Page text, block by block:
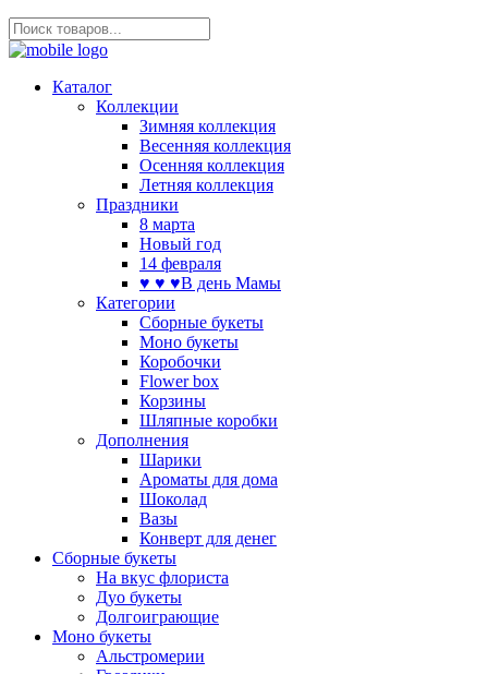
Каталог
Коллекции
Зимняя коллекция
Весенняя коллекция
Осенняя коллекция
Летняя коллекция
Праздники
8 марта
Новый год
14 февраля
♥ ♥ ♥В день Мамы
Категории
Сборные букеты
Моно букеты
Коробочки
Flower box
Корзины
Шляпные коробки
Дополнения
Шарики
Ароматы для дома
Шоколад
Вазы
Конверт для денег
Сборные букеты
На вкус флориста
Дуо букеты
Долгоиграющие
Моно букеты
Альстромерии